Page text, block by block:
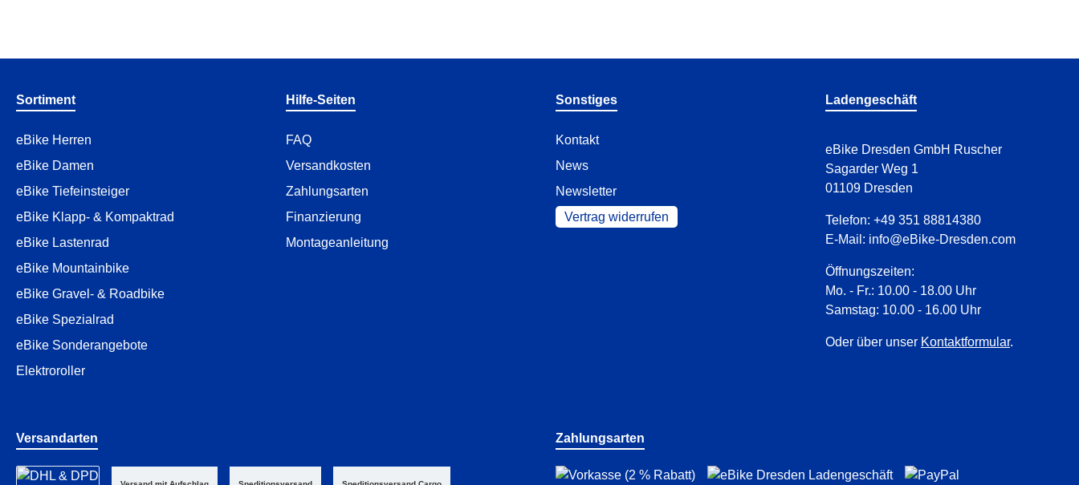
Sortiment
eBike Herren
eBike Damen
eBike Tiefeinsteiger
eBike Klapp- & Kompaktrad
eBike Lastenrad
eBike Mountainbike
eBike Gravel- & Roadbike
eBike Spezialrad
eBike Sonderangebote
Elektroroller
Hilfe-Seiten
FAQ
Versandkosten
Zahlungsarten
Finanzierung
Montageanleitung
Sonstiges
Kontakt
News
Newsletter
Vertrag widerrufen
Ladengeschäft
eBike Dresden GmbH Ruscher
Sagarder Weg 1
01109 Dresden
Telefon: +49 351 88814380
E-Mail: info@eBike-Dresden.com
Öffnungszeiten:
Mo. - Fr.: 10.00 - 18.00 Uhr
Samstag: 10.00 - 16.00 Uhr
Oder über unser Kontaktformular.
Versandarten Zahlungsarten